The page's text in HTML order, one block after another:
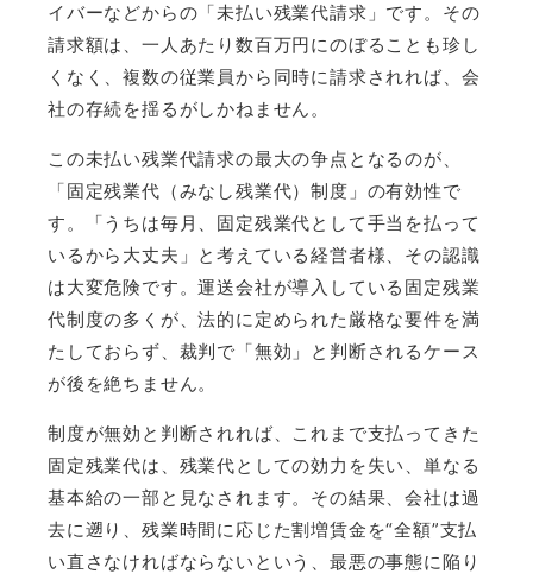
イバーなどからの「未払い残業代請求」です。その
請求額は、一人あたり数百万円にのぼることも珍し
くなく、複数の従業員から同時に請求されれば、会
社の存続を揺るがしかねません。
この未払い残業代請求の最大の争点となるのが、
「固定残業代（みなし残業代）制度」の有効性で
す。「うちは毎月、固定残業代として手当を払って
いるから大丈夫」と考えている経営者様、その認識
は大変危険です。運送会社が導入している固定残業
代制度の多くが、法的に定められた厳格な要件を満
たしておらず、裁判で「無効」と判断されるケース
が後を絶ちません。
制度が無効と判断されれば、これまで支払ってきた
固定残業代は、残業代としての効力を失い、単なる
基本給の一部と見なされます。その結果、会社は過
去に遡り、残業時間に応じた割増賃金を“全額”支払
い直さなければならないという、最悪の事態に陥り